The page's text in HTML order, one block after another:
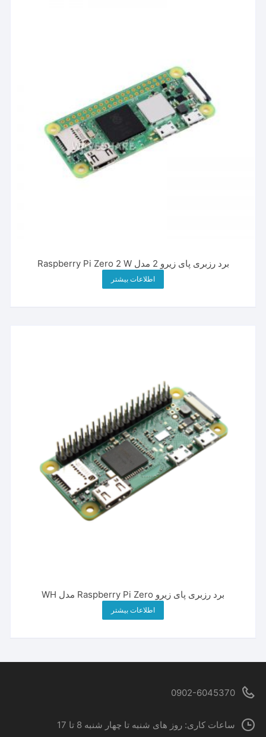
برد رزبری پای زیرو 2 مدل Raspberry Pi Zero 2 W
اطلاعات بیشتر
برد رزبری پای زیرو Raspberry Pi Zero مدل WH
اطلاعات بیشتر
0902-6045370
ساعات کاری: روز های شنبه تا چهار شنبه 8 تا 17